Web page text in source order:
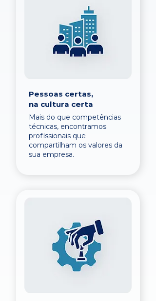
Pessoas certas,
na cultura certa
Mais do que competências
técnicas, encontramos
profissionais que
compartilham os valores da
sua empresa.